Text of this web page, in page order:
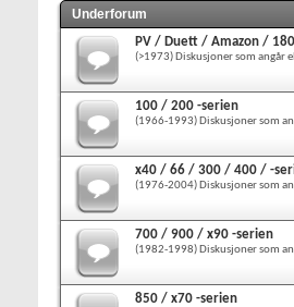
Underforum
PV / Duett / Amazon /
(>1973) Diskusjoner som angår
100 / 200 -serien
(1966-1993) Diskusjoner som
x40 / 66 / 300 / 400 / -
(1976-2004) Diskusjoner som
700 / 900 / x90 -serien
(1982-1998) Diskusjoner som
850 / x70 -serien